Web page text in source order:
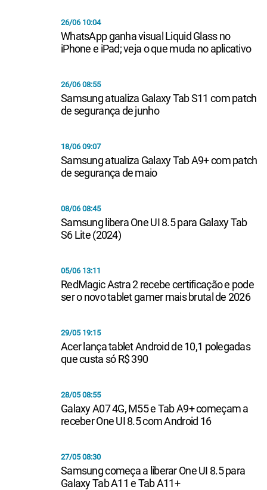
26/06 10:04
WhatsApp ganha visual Liquid Glass no
iPhone e iPad; veja o que muda no aplicativo
26/06 08:55
Samsung atualiza Galaxy Tab S11 com patch
de segurança de junho
18/06 09:07
Samsung atualiza Galaxy Tab A9+ com patch
de segurança de maio
08/06 08:45
Samsung libera One UI 8.5 para Galaxy Tab
S6 Lite (2024)
05/06 13:11
RedMagic Astra 2 recebe certificação e pode
ser o novo tablet gamer mais brutal de 2026
29/05 19:15
Acer lança tablet Android de 10,1 polegadas
que custa só R$ 390
28/05 08:55
Galaxy A07 4G, M55 e Tab A9+ começam a
receber One UI 8.5 com Android 16
27/05 08:30
Samsung começa a liberar One UI 8.5 para
Galaxy Tab A11 e Tab A11+